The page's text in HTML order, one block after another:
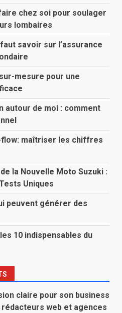
chez soi pour soulager
lombaires
savoir sur l’assurance
mesure pour une
autour de moi : comment
flow: maîtriser les chiffres
la Nouvelle Moto Suzuki :
Uniques
peuvent générer des
10 indispensables du
claire pour son business
web et agences